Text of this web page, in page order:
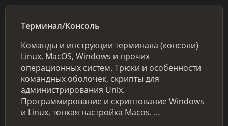
Терминал/Консоль
Команды и инструкции терминала (консоли)
Linux, MacOS, Windows и прочих
операционных систем. Трюки и особенности
командных оболочек, скрипты для
администрирования Unix.
Программирование и скриптование Windows
и Linux, тонкая настройка Macos. …